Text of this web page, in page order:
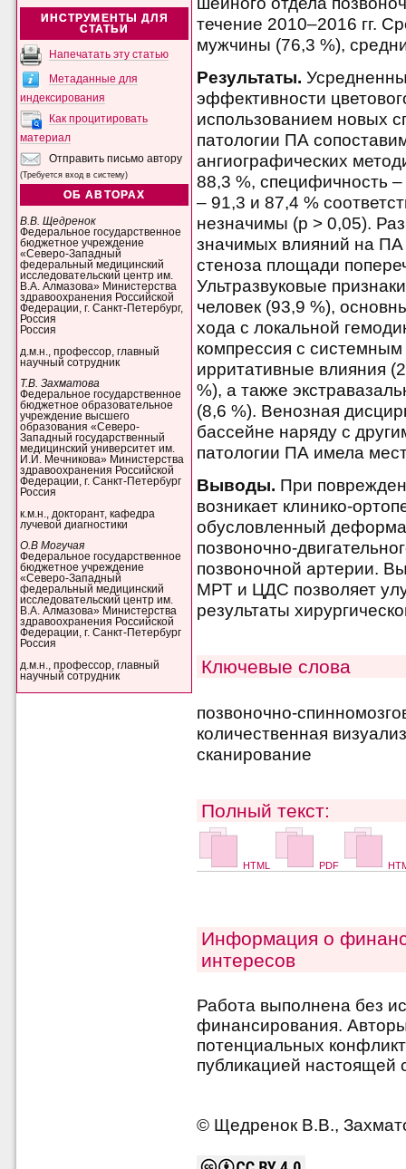
ИНСТРУМЕНТЫ ДЛЯ
СТАТЬИ
Напечатать эту статью
Метаданные для
индексирования
Как процитировать
материал
Отправить письмо автору
(Требуется вход в систему)
ОБ АВТОРАХ
В.В. Щедренок
Федеральное государственное
бюджетное учреждение
«Северо-Западный
федеральный медицинский
исследовательский центр им.
В.А. Алмазова» Министерства
здравоохранения Российской
Федерации, г. Санкт-Петербург,
Россия
Россия
д.м.н., профессор, главный
научный сотрудник
Т.В. Захматова
Федеральное государственное
бюджетное образовательное
учреждение высшего
образования «Северо-
Западный государственный
медицинский университет им.
И.И. Мечникова» Министерства
здравоохранения Российской
Федерации, г. Санкт-Петербург
Россия
к.м.н., докторант, кафедра
лучевой диагностики
О.В Могучая
Федеральное государственное
бюджетное учреждение
«Северо-Западный
федеральный медицинский
исследовательский центр им.
В.А. Алмазова» Министерства
здравоохранения Российской
Федерации, г. Санкт-Петербург
Россия
д.м.н., профессор, главный
научный сотрудник
течение 2010–2016 гг.
мужчины (76,3 %),
Результаты.
эффективности
использованием новых
патологии ПА
ангиографических
88,3 %, специфичность
– 91,3 и 87,4 %
незначимы (р > 0,05).
значимых влияний на ПА
стеноза площади
Ультразвуковые
человек (93,9 %),
хода с локальной
компрессия с
ирритативные влияния
%), а также
(8,6 %). Венозная
бассейне наряду с
патологии ПА имела
Выводы. При
возникает клинико-
обусловленный
позвоночно-
позвоночной артерии.
МРТ и ЦДС позволяет
результаты
Ключевые слова
позвоночно-
количественная
сканирование
Полный текст:
HTML PDF
Информация о
интересов
Работа выполнена без
финансирования.
потенциальных
публикацией настоящей
© Щедренок В.В.,